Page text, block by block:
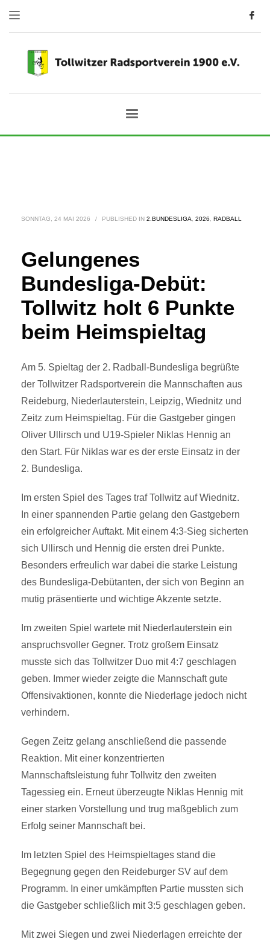
SONNTAG, 24 MAI 2026 / PUBLISHED IN 2.BUNDESLIGA 2026 RADBALL
Gelungenes
Bundesliga-Debüt:
Tollwitz holt 6 Punkte
beim Heimspieltag
Am 5. Spieltag der 2. Radball-Bundesliga begrüßte
der Tollwitzer Radsportverein die Mannschaften aus
Reideburg, Niederlauterstein, Leipzig, Wiednitz und
Zeitz zum Heimspieltag. Für die Gastgeber gingen
Oliver Ullirsch und U19-Spieler Niklas Hennig an
den Start. Für Niklas war es der erste Einsatz in der
2. Bundesliga.
Im ersten Spiel des Tages traf Tollwitz auf Wiednitz.
In einer spannenden Partie gelang den Gastgebern
ein erfolgreicher Auftakt. Mit einem 4:3-Sieg sicherten
sich Ullirsch und Hennig die ersten drei Punkte.
Besonders erfreulich war dabei die starke Leistung
des Bundesliga-Debütanten, der sich von Beginn an
mutig präsentierte und wichtige Akzente setzte.
Im zweiten Spiel wartete mit Niederlauterstein ein
anspruchsvoller Gegner. Trotz großem Einsatz
musste sich das Tollwitzer Duo mit 4:7 geschlagen
geben. Immer wieder zeigte die Mannschaft gute
Offensivaktionen, konnte die Niederlage jedoch nicht
verhindern.
Gegen Zeitz gelang anschließend die passende
Reaktion. Mit einer konzentrierten
Mannschaftsleistung fuhr Tollwitz den zweiten
Tagessieg ein. Erneut überzeugte Niklas Hennig mit
einer starken Vorstellung und trug maßgeblich zum
Erfolg seiner Mannschaft bei.
Im letzten Spiel des Heimspieltages stand die
Begegnung gegen den Reideburger SV auf dem
Programm. In einer umkämpften Partie mussten sich
die Gastgeber schließlich mit 3:5 geschlagen geben.
Mit zwei Siegen und zwei Niederlagen erreichte der